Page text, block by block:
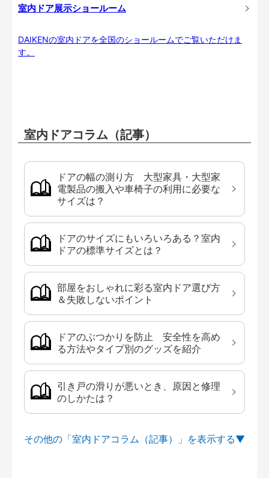
室内ドア展示ショールーム
DAIKENの室内ドアを全国のショールームでご覧いただけま
す。
室内ドアコラム（記事）
ドアの幅の測り方 大型家具・大型家
電製品の搬入や車椅子の利用に必要な
サイズは？
ドアのサイズにもいろいろある？室内
ドアの標準サイズとは？
部屋をおしゃれに彩る室内ドア選び方
＆失敗しないポイント
ドアのぶつかりを防止 安全性を高め
る方法やタイプ別のグッズを紹介
引き戸の滑りが悪いとき、原因と修理
のしかたは？
その他の「室内ドアコラム（記事）」を